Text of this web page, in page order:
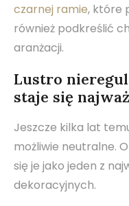
czarnej ramie, które
również podkreślić
aranżacji.
Lustro
staje się
Jeszcze kilka lat
możliwie neutralne.
się je jako jeden z
dekoracyjnych.